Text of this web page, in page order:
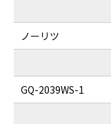
ノーリツ
GQ-2039WS-1